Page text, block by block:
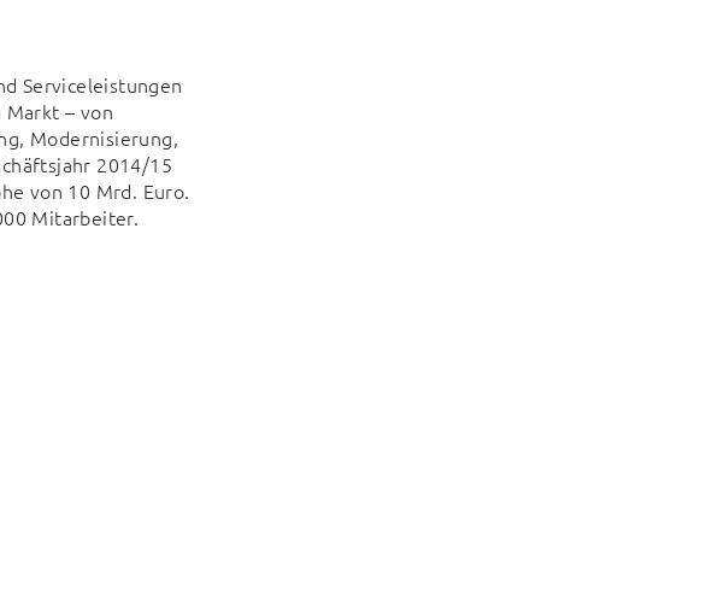
Serviceleistungen
– von
Modernisierung,
2014/15
von 10 Mrd. Euro.
Mitarbeiter.